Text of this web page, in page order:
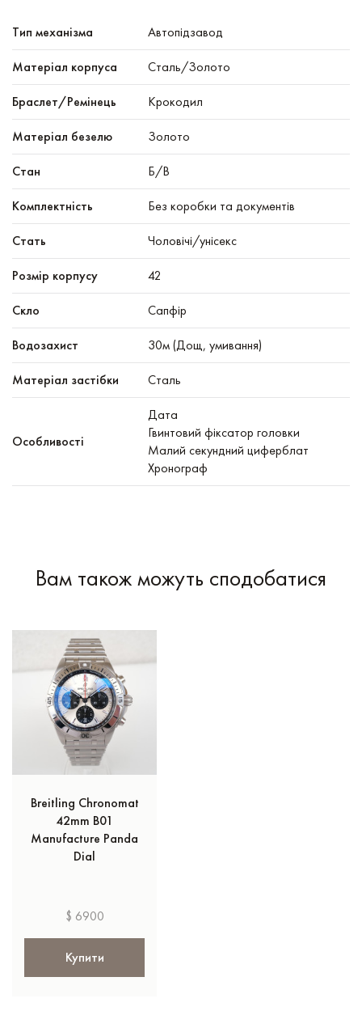
Тип механізма Автопідзавод
Mатеріал корпуса Сталь/Золото
Браслет/Ремінець Крокодил
Матеріал безелю Золото
Стан Б/В
Комплектність Без коробки та документів
Стать Чоловічі/унісекс
Розмір корпусу 42
Скло Сапфір
Водозахист 30м (Дощ, умивання)
Матеріал застібки Сталь
Особливості
Дата
Гвинтовий фіксатор головки
Малий секундний циферблат
Хронограф
Вам також можуть сподобатися
Breitling Chronomat
42mm B01
Manufacture Panda
Dial
$ 6900
Купити